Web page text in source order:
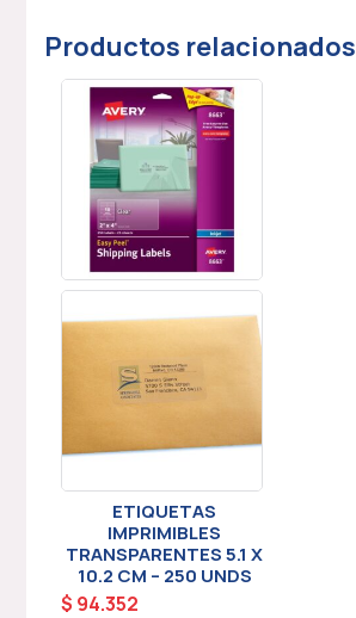
Productos relacionados
ETIQUETAS
IMPRIMIBLES
TRANSPARENTES 5.1 X
10.2 CM – 250 UNDS
$ 94.352